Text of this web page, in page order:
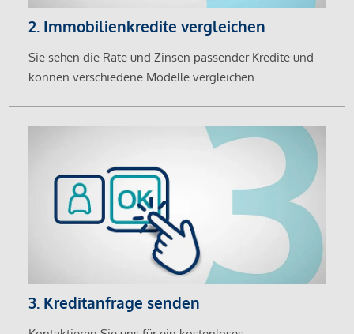
2. Immobilienkredite vergleichen
Sie sehen die Rate und Zinsen passender Kredite und
können verschiedene Modelle vergleichen.
3. Kreditanfrage senden